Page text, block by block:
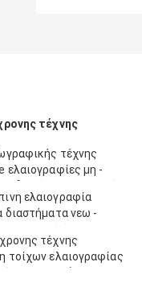
τέχνης
τέχνης
ελαιογραφίες μη -
ελαιογραφία
διαστήματα νεω -
τέχνης
τοίχων ελαιογραφίας